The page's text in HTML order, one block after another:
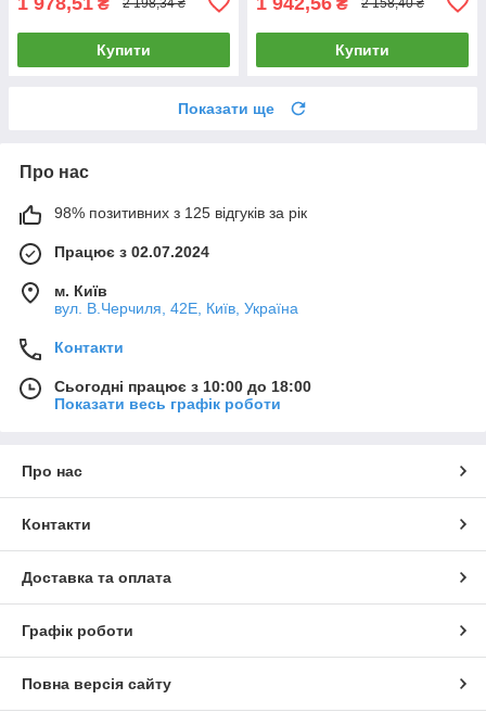
2 198,34 ₴
Купити
2 158,40 ₴
Купити
Показати ще
Про нас
98% позитивних з 125 відгуків за рік
Працює з 02.07.2024
м. Київ
вул. В.Черчиля, 42Е, Київ, Україна
Контакти
Сьогодні працює з 10:00 до 18:00
Показати весь графік роботи
Про нас
Контакти
Доставка та оплата
Графік роботи
Повна версія сайту